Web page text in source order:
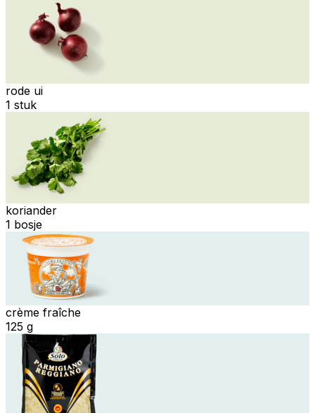
rode ui
1 stuk
koriander
1 bosje
crème fraîche
125 g